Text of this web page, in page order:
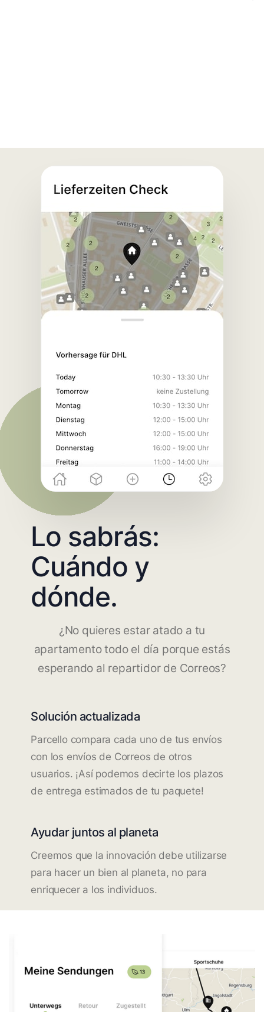
Lo sabrás:
Cuándo y
dónde.
¿No quieres estar atado a tu
apartamento todo el día porque estás
esperando al repartidor de Correos?
Solución actualizada
Parcello compara cada uno de tus envíos
con los envíos de Correos de otros
usuarios. ¡Así podemos decirte los plazos
de entrega estimados de tu paquete!
Ayudar juntos al planeta
Creemos que la innovación debe utilizarse
para hacer un bien al planeta, no para
enriquecer a los individuos.